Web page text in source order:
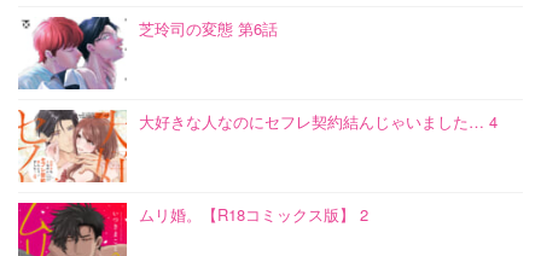
芝玲司の変態 第6話
大好きな人なのにセフレ契約結んじゃいました… 4
ムリ婚。【R18コミックス版】 2